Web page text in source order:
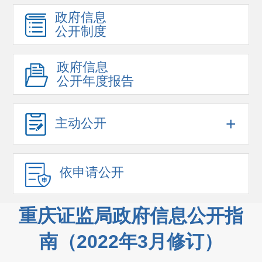
政府信息
公开制度
政府信息
公开年度报告
主动公开 +
依申请公开
重庆证监局政府信息公开指
南（2022年3月修订）